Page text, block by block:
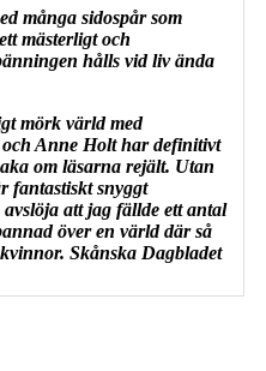
många sidospår som
mästerligt och
hålls vid liv ända
mörk värld med
Anne Holt har definitivt
om läsarna rejält. Utan
fantastiskt snyggt
att jag fällde ett antal
över en värld där så
Skånska Dagbladet